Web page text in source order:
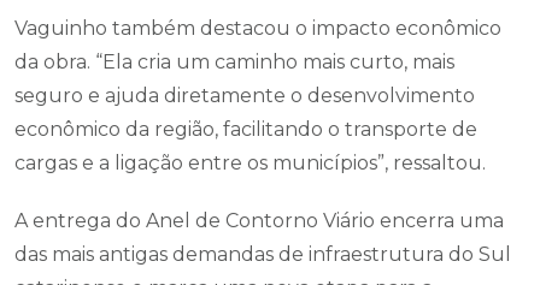
Vaguinho também destacou o impacto econômico
da obra. “Ela cria um caminho mais curto, mais
seguro e ajuda diretamente o desenvolvimento
econômico da região, facilitando o transporte de
cargas e a ligação entre os municípios”, ressaltou.
A entrega do Anel de Contorno Viário encerra uma
das mais antigas demandas de infraestrutura do Sul